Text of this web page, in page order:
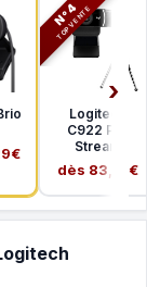
N°4
TOP VENTE
Logitech
C922 Pro
Stream
dès 83,51€